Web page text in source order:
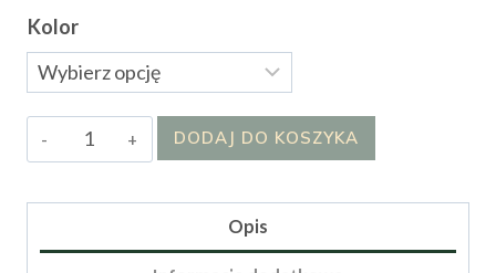
Kolor
ilość
Bluzka
DODAJ DO KOSZYKA
Opis